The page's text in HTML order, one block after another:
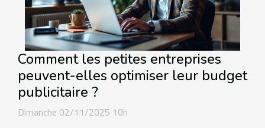
Comment les petites entreprises
peuvent-elles optimiser leur budget
publicitaire ?
Dimanche 02/11/2025 10h